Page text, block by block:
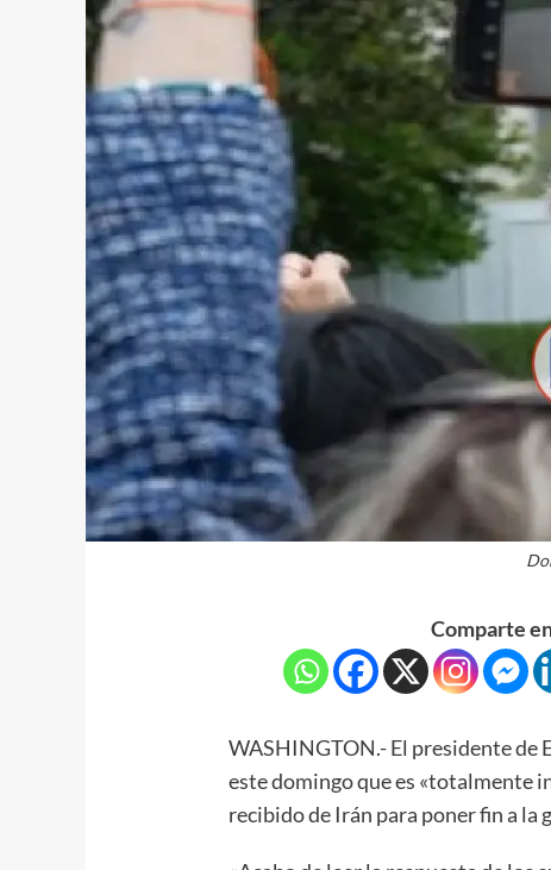
Comparte
WASHINGTON.- El presidente de
este domingo que es «totalmente
recibido de Irán para poner fin a la